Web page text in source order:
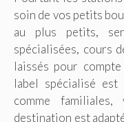
soin de vos petits
au plus petits,
spécialisées, cours
laissés pour
label spécialisé
comme
destination est